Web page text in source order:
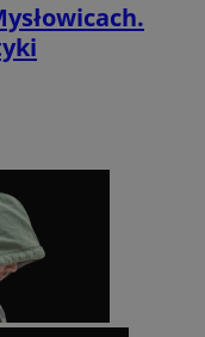
Holdings
Inc.